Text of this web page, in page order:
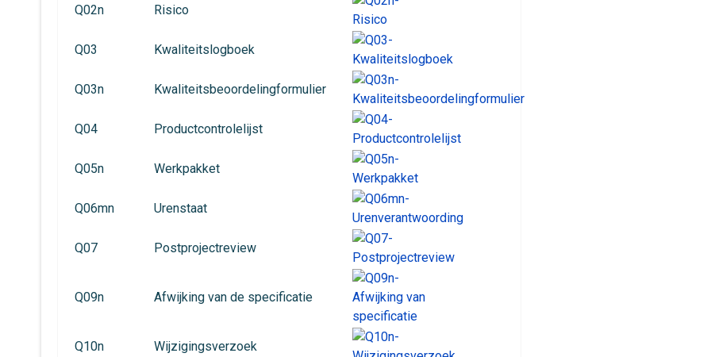
Q02n Risico
Q03 Kwaliteitslogboek
Q03n Kwaliteitsbeoordelingformulier
Q04 Productcontrolelijst
Q05n Werkpakket
Q06mn Urenstaat
Q07 Postprojectreview
Q09n Afwijking van de specificatie
Q10n Wijzigingsverzoek